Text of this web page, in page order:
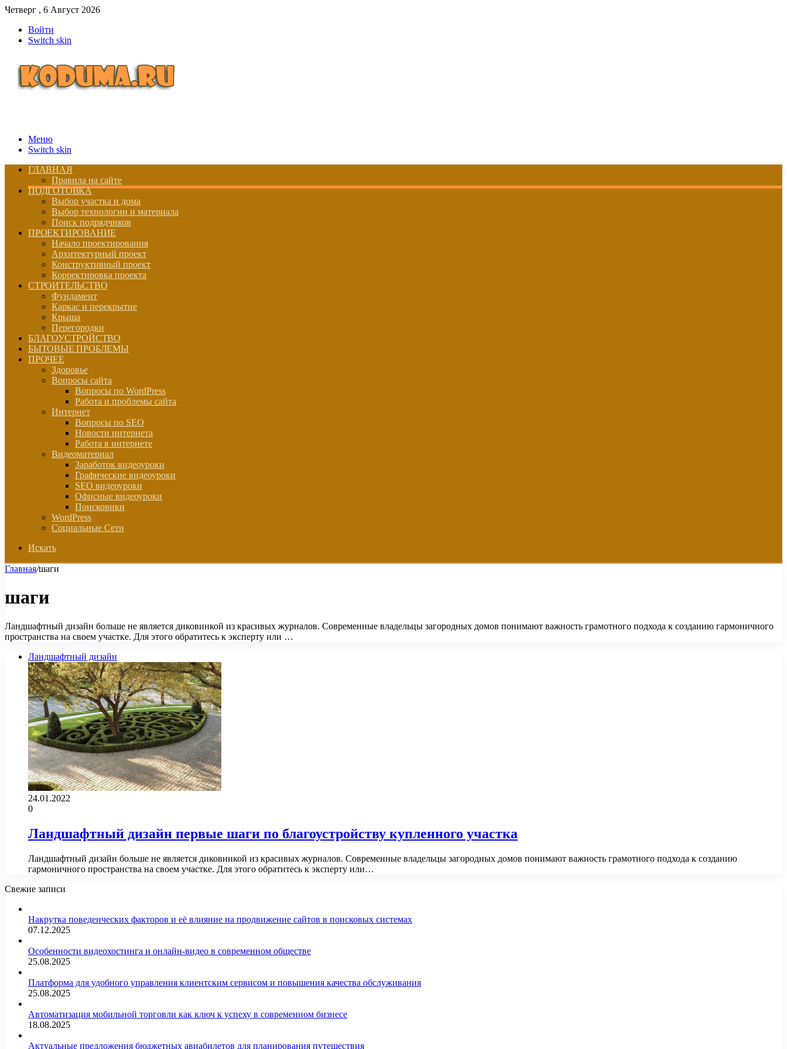
Четверг , 6 Август 2026
Войти
Switch skin
Меню
Switch skin
ГЛАВНАЯ
Правила на сайте
ПОДГОТОВКА
Выбор участка и дома
Выбор технологии и материала
Поиск подрядчиков
ПРОЕКТИРОВАНИЕ
Начало проектирования
Архитектурный проект
Конструктивный проект
Корректировка проекта
СТРОИТЕЛЬСТВО
Фундамент
Каркас и перекрытие
Крыша
Перегородки
БЛАГОУСТРОЙСТВО
БЫТОВЫЕ ПРОБЛЕМЫ
ПРОЧЕЕ
Здоровье
Вопросы сайта
Вопросы по WordPress
Работа и проблемы сайта
Интернет
Вопросы по SEO
Новости интернета
Работа в интернете
Видеоматериал
Заработок видеоуроки
Графические видеоуроки
SEO видеоуроки
Офисные видеоуроки
Поисковики
WordPress
Социальные Сети
Искать
Главная/шаги
шаги
Ландшафтный дизайн больше не является диковинкой из красивых журналов. Современные владельцы загородных домов понимают важность грамотного подхода к созданию гармоничного
пространства на своем участке. Для этого обратитесь к эксперту или …
Ландшафтный дизайн
24.01.2022
0
Ландшафтный дизайн первые шаги по благоустройству купленного участка
Ландшафтный дизайн больше не является диковинкой из красивых журналов. Современные владельцы загородных домов понимают важность грамотного подхода к созданию
гармоничного пространства на своем участке. Для этого обратитесь к эксперту или…
Свежие записи
Накрутка поведенческих факторов и её влияние на продвижение сайтов в поисковых системах
07.12.2025
Особенности видеохостинга и онлайн-видео в современном обществе
25.08.2025
Платформа для удобного управления клиентским сервисом и повышения качества обслуживания
25.08.2025
Автоматизация мобильной торговли как ключ к успеху в современном бизнесе
18.08.2025
Актуальные предложения бюджетных авиабилетов для планирования путешествия